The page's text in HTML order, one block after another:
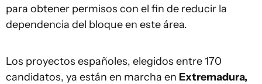
para obtener permisos con el fin de reducir la
dependencia del bloque en este área.
Los proyectos españoles, elegidos entre 170
candidatos, ya están en marcha en Extremadura,